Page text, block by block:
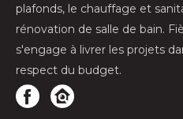
plafonds, le chauffage et
rénovation de salle de bain.
s'engage à livrer les projets
respect du budget.